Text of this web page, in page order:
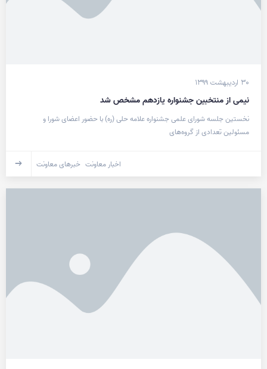
۳۰ اردیبهشت ۱۳۹۹
نیمی از منتخبین جشنواره یازدهم مشخص شد
نخستین جلسه شورای علمی جشنواره علامه حلی (ره) با حضور اعضای شورا و
مسئولین تعدادی از گروه‌های
اخبار معاونت خبرهای معاونت